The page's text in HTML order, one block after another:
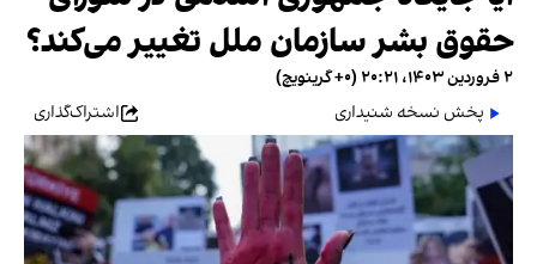
حقوق بشر سازمان ملل تغییر می‌کند؟
۲ فروردین ۱۴۰۳، ۲۰:۲۱ (‎+۰ گرینویچ)
پخش نسخه شنیداری
اشتراک‌گذاری